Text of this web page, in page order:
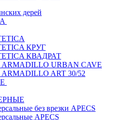
дерей
КРУГ
КВАДРАТ
ARMADILLO URBAN CAVE
ARMADILLO ART 30/52
без врезки APECS
APECS